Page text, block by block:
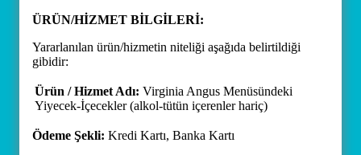
ÜRÜN/HİZMET BİLGİLERİ:
Yararlanılan ürün/hizmetin niteliği aşağıda belirtildiği
gibidir:
Ürün / Hizmet Adı: Virginia Angus Menüsündeki
Yiyecek-İçecekler (alkol-tütün içerenler hariç)
Ödeme Şekli: Kredi Kartı, Banka Kartı